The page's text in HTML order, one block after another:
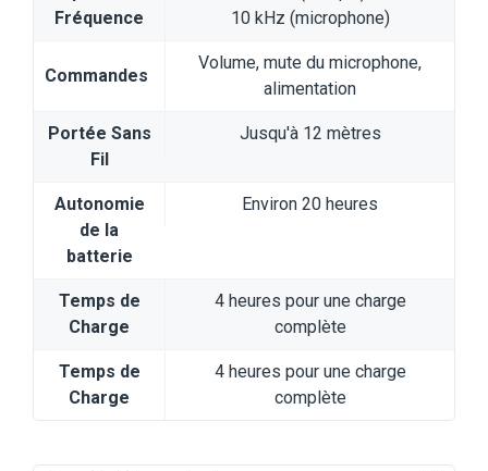
Fréquence
10 kHz (microphone)
Commandes
Volume, mute du microphone,
alimentation
Portée Sans
Fil
Jusqu'à 12 mètres
Autonomie
de la
batterie
Environ 20 heures
Temps de
Charge
4 heures pour une charge
complète
Temps de
Charge
4 heures pour une charge
complète